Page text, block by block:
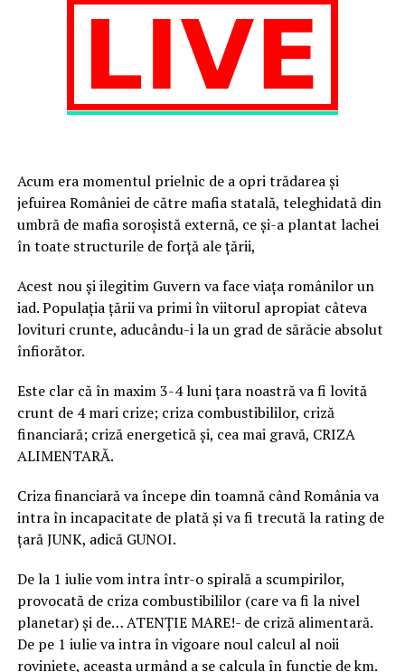
Acum era momentul prielnic de a opri trădarea și
jefuirea României de către mafia statală, teleghidată din
umbră de mafia soroșistă externă, ce și-a plantat lachei
în toate structurile de forță ale țării,
Acest nou și ilegitim Guvern va face viața românilor un
iad. Populația țării va primi în viitorul apropiat câteva
lovituri crunte, aducându-i la un grad de sărăcie absolut
înfiorător.
Este clar că în maxim 3-4 luni țara noastră va fi lovită
crunt de 4 mari crize; criza combustibililor, criză
financiară; criză energetică și, cea mai gravă, CRIZA
ALIMENTARĂ.
Criza financiară va începe din toamnă când România va
intra în incapacitate de plată și va fi trecută la rating de
țară JUNK, adică GUNOI.
De la 1 iulie vom intra într-o spirală a scumpirilor,
provocată de criza combustibililor (care va fi la nivel
planetar) și de… ATENȚIE MARE!- de criză alimentară.
De pe 1 iulie va intra în vigoare noul calcul al noii
roviniete, aceasta urmând a se calcula în funcție de km.